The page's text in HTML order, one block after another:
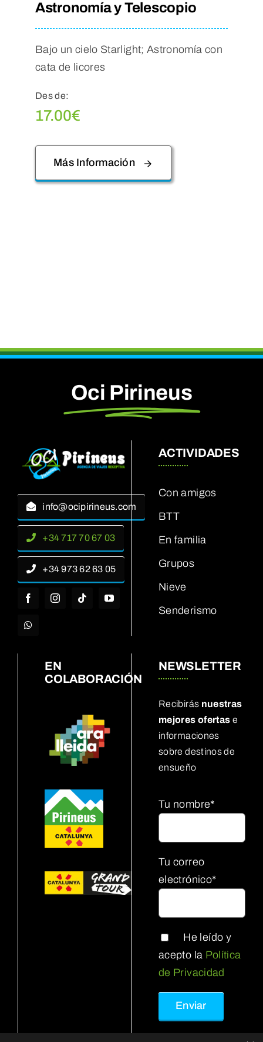
Astronomía y Telescopio
Bajo un cielo Starlight; Astronomía con
cata de licores
Des de:
17.00€
Más Información
Oci Pirineus
info@ocipirineus.com
+34 717 70 67 03
+34 973 62 63 05
ACTIVIDADES
Con amigos
BTT
En familia
Grupos
Nieve
Senderismo
EN
COLABORACIÓN
NEWSLETTER
Recibirás nuestras
mejores ofertas e
informaciones
sobre destinos de
ensueño
Tu nombre*
Tu correo
electrónico*
He leído y
acepto la Política
de Privacidad